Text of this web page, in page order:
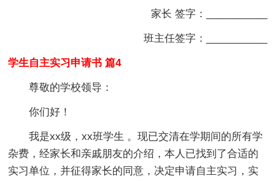
家长 签字：___________
班主任签字：___________
学生自主实习申请书 篇4
尊敬的学校领导：
你们好！
我是xx级，xx班学生 。现已交清在学期间的所有学
杂费，经家长和亲戚朋友的介绍，本人已找到了合适的
实习单位，并征得家长的同意，决定申请自主实习，实